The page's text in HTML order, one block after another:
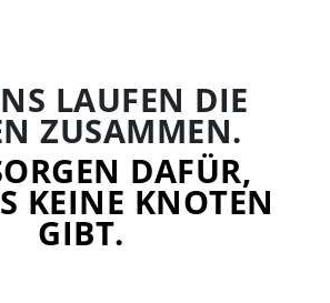
LAUFEN DIE
ZUSAMMEN.
DAFÜR,
KEINE KNOTEN
GIBT.